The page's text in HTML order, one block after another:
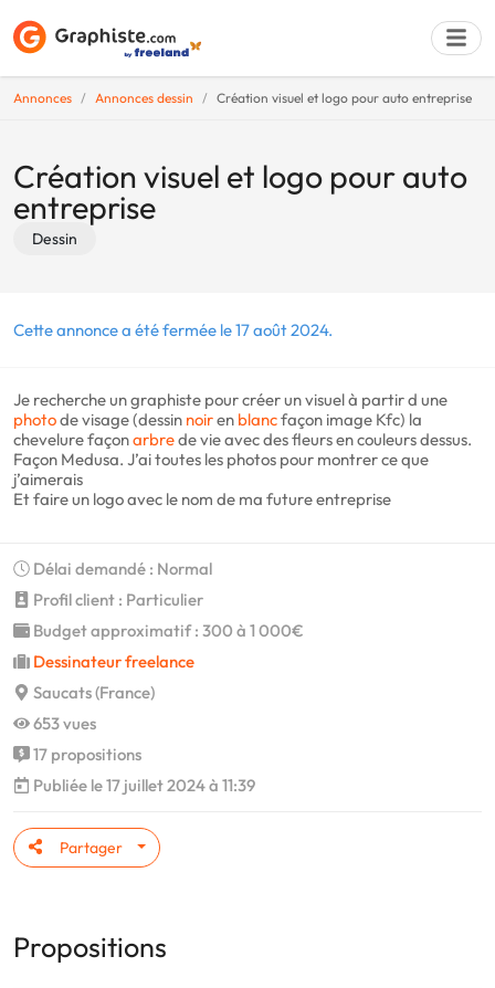
Annonces Annonces dessin Création visuel et logo pour auto entreprise
Création visuel et logo pour auto
entreprise
Dessin
Cette annonce a été fermée le 17 août 2024.
Je recherche un graphiste pour créer un visuel à partir d une
photode visage (dessin noiren blancfaçon image Kfc) la
chevelure façonarbrede vie avec des fleurs en couleurs dessus.
Façon Medusa. J’ai toutes les photos pour montrer ce que
j’aimerais
Et faire un logo avec le nom de ma future entreprise
Délai demandé : Normal
Profil client : Particulier
Budget approximatif : 300 à 1 000€
Dessinateur freelance
Saucats (France)
653 vues
17 propositions
Publiée le 17 juillet 2024 à 11:39
Partager
Propositions